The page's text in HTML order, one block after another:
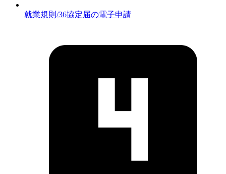
就業規則/36協定届の電子申請